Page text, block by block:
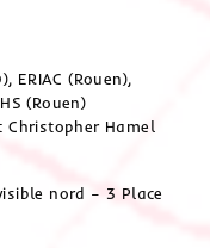
ERIAC (Rouen),
(Rouen)
Christopher Hamel
nord – 3 Place